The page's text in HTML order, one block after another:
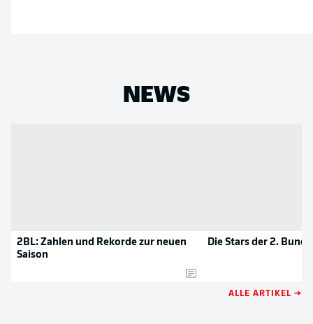
NEWS
2BL: Zahlen und Rekorde zur neuen
Saison
Die Stars der 2.
ALLE ARTIKEL →